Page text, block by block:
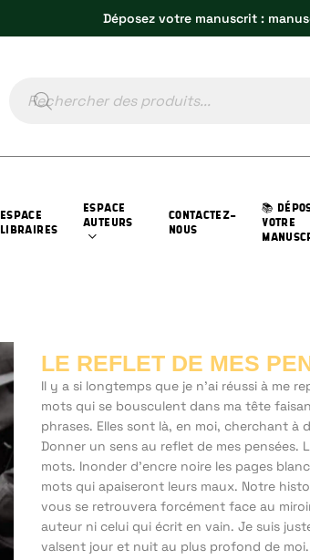
Déposez votre manuscrit :
ESPACE
LIBRAIRES
ESPACE
AUTEURS
CONTACTEZ-
NOUS
📚
VOTRE
LE REFLET DE MES
Il y a si longtemps que je n'ai réussi à me
mots qui se bousculent dans ma tête
phrases. Elles sont là, en moi, cherchant à
Donner un sens au reflet de mes pensées.
mots. Inonder d'encre noire les pages
mots qui apaiseront leurs maux. Notre
vous se retrouvera forcément face au
auteur ni celui qui écrit en vain. Je suis
valsent jour et nuit au plus profond de moi.